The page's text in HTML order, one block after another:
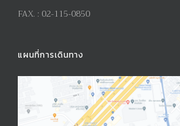
FAX. : 02-115-0850
แผนที่การเดินทาง